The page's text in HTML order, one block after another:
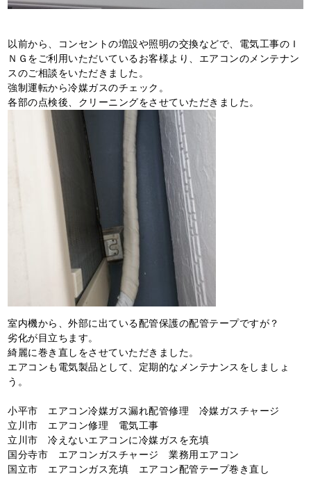
以前から、コンセントの増設や照明の交換などで、電気工事のＩ
ＮＧをご利用いただいているお客様より、エアコンのメンテナン
スのご相談をいただきました。
強制運転から冷媒ガスのチェック。
各部の点検後、クリーニングをさせていただきました。
室内機から、外部に出ている配管保護の配管テープですが？
劣化が目立ちます。
綺麗に巻き直しをさせていただきました。
エアコンも電気製品として、定期的なメンテナンスをしましょ
う。
小平市 エアコン冷媒ガス漏れ配管修理 冷媒ガスチャージ
立川市 エアコン修理 電気工事
立川市 冷えないエアコンに冷媒ガスを充填
国分寺市 エアコンガスチャージ 業務用エアコン
国立市 エアコンガス充填 エアコン配管テープ巻き直し